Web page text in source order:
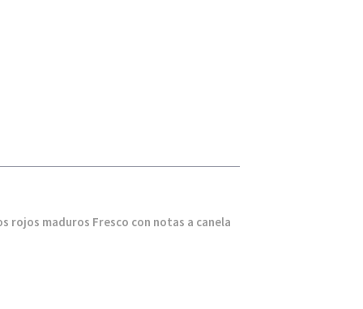
rojos maduros Fresco con notas a canela